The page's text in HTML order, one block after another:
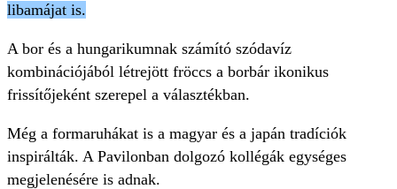
libamájat is.
A bor és a hungarikumnak számító szódavíz
kombinációjából létrejött fröccs a borbár ikonikus
frissítőjeként szerepel a választékban.
Még a formaruhákat is a magyar és a japán tradíciók
inspirálták. A Pavilonban dolgozó kollégák egységes
megjelenésére is adnak.